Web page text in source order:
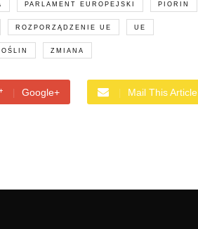
PARLAMENT EUROPEJSKI PIORIN
ROZPORZĄDZENIE UE UE
ZMIANA
Google+ Mail This Article